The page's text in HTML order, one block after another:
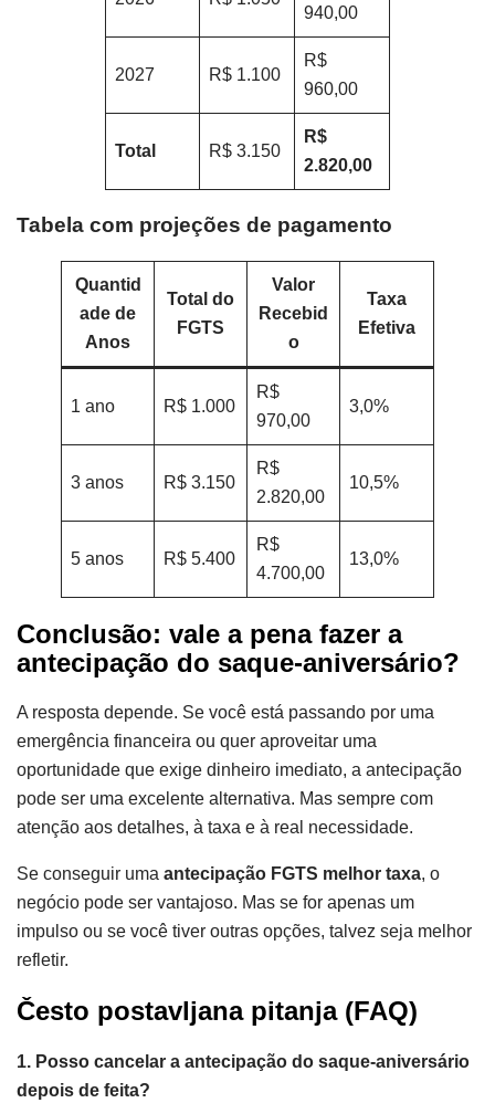
940,00
2027 R$ 1.100
R$
960,00
Total R$ 3.150
R$
2.820,00
Tabela com projeções de pagamento
Quantid
ade de
Anos
Total do
FGTS
Valor
Recebid
o
Taxa
Efetiva
1 ano R$ 1.000
R$
970,00
3,0%
3 anos R$ 3.150
R$
2.820,00
10,5%
5 anos R$ 5.400
R$
4.700,00
13,0%
Conclusão: vale a pena fazer a
antecipação do saque-aniversário?
A resposta depende. Se você está passando por uma
emergência financeira ou quer aproveitar uma
oportunidade que exige dinheiro imediato, a antecipação
pode ser uma excelente alternativa. Mas sempre com
atenção aos detalhes, à taxa e à real necessidade.
Se conseguir uma antecipação FGTS melhor taxa, o
negócio pode ser vantajoso. Mas se for apenas um
impulso ou se você tiver outras opções, talvez seja melhor
refletir.
Često postavljana pitanja (FAQ)
1. Posso cancelar a antecipação do saque-aniversário
depois de feita?